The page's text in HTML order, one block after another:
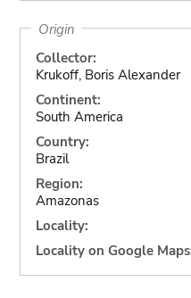
Origin
Collector:
Krukoff, Boris Alexander
Continent:
South America
Country:
Brazil
Region:
Amazonas
Locality:
Locality on Google